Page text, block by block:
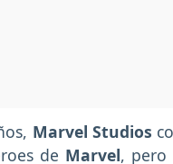
Marvel Studios
de Marvel, pero